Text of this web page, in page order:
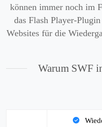
können immer noch im
das Flash Player-
Websites für die
Warum SWF